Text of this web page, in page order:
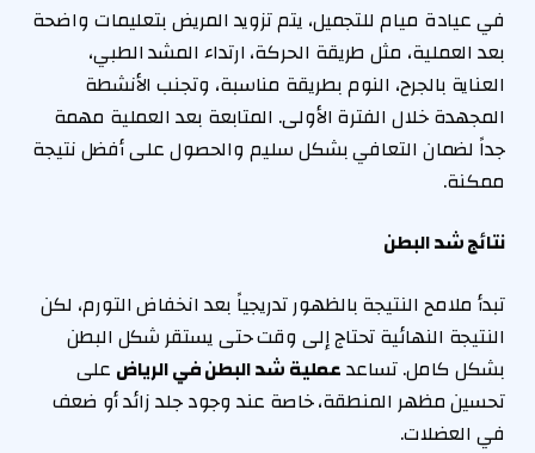
في عيادة ميام للتجميل، يتم تزويد المريض بتعليمات واضحة
بعد العملية، مثل طريقة الحركة، ارتداء المشد الطبي،
العناية بالجرح، النوم بطريقة مناسبة، وتجنب الأنشطة
المجهدة خلال الفترة الأولى. المتابعة بعد العملية مهمة
جداً لضمان التعافي بشكل سليم والحصول على أفضل نتيجة
ممكنة.
نتائج شد البطن
تبدأ ملامح النتيجة بالظهور تدريجياً بعد انخفاض التورم، لكن
النتيجة النهائية تحتاج إلى وقت حتى يستقر شكل البطن
بشكل كامل. تساعدعملية شد البطن في الرياض على
تحسين مظهر المنطقة، خاصة عند وجود جلد زائد أو ضعف
في العضلات.